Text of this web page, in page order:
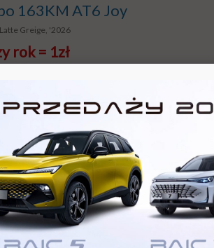
163KM AT6 Joy
Greige, '2026
rok = 1zł
163KM AT Adventure +
White, '2026
rok = 1zł